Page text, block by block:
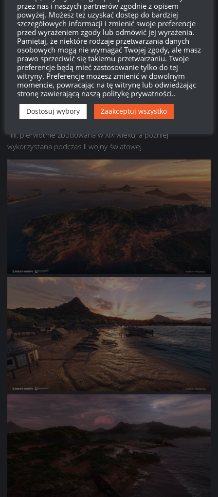
Nowa mapa – Wyspy Zachodzącego Słońca!
Dzięki Wam, Kapitanowie, nasza nowa mapa „Wyspy Zachodu
Słońca” otrzymała oficjalną nazwę i zadebiutuje w Aktualizacji
14.11!
Kierując się Waszymi głosami oddanymi wcześniej w tym roku,
nowa mapa oddaje atmosferę Cieśniny Torresa o zmierzchu.
Znajduje się w odległym rejonie między Australią a Nową
Gwineą, który był terenem łowieckim dla japońskich okrętów
podwodnych i kluczową trasą australijskiej marynarki do Port
Hill, pierwotnie zbudowana w XIX wieku, a później
wykorzystana podczas II wojny światowej.
przez nas i naszych partnerów zgodnie z opisem
powyżej. Możesz też uzyskać dostęp do bardziej
szczegółowych informacji i zmienić swoje preferencje
przed wyrażeniem zgody lub odmówić jej wyrażenia.
Pamiętaj, że niektóre rodzaje przetwarzania danych
osobowych mogą nie wymagać Twojej zgody, ale masz
prawo sprzeciwić się takiemu przetwarzaniu. Twoje
preferencje będą mieć zastosowanie tylko do tej
witryny. Preferencje możesz zmienić w dowolnym
momencie, powracając na tę witrynę lub odwiedzając
stronę zawierającą naszą politykę prywatności..
Dostosuj wybory Zaakceptuj wszystko